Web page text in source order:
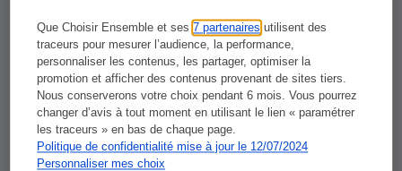
Que Choisir Ensemble et ses7 partenaires utilisent des
traceurs pour mesurer l’audience, la performance,
personnaliser les contenus, les partager, optimiser la
promotion et afficher des contenus provenant de sites tiers.
Nous conserverons votre choix pendant 6 mois. Vous pourrez
changer d’avis à tout moment en utilisant le lien « paramétrer
les traceurs » en bas de chaque page.
Politique de confidentialité mise à jour le 12/07/2024
Personnaliser mes choix